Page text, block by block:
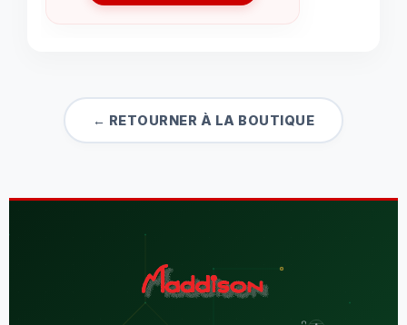
← RETOURNER À LA BOUTIQUE